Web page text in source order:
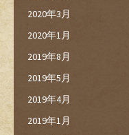
2020年3月
2020年1月
2019年8月
2019年5月
2019年4月
2019年1月